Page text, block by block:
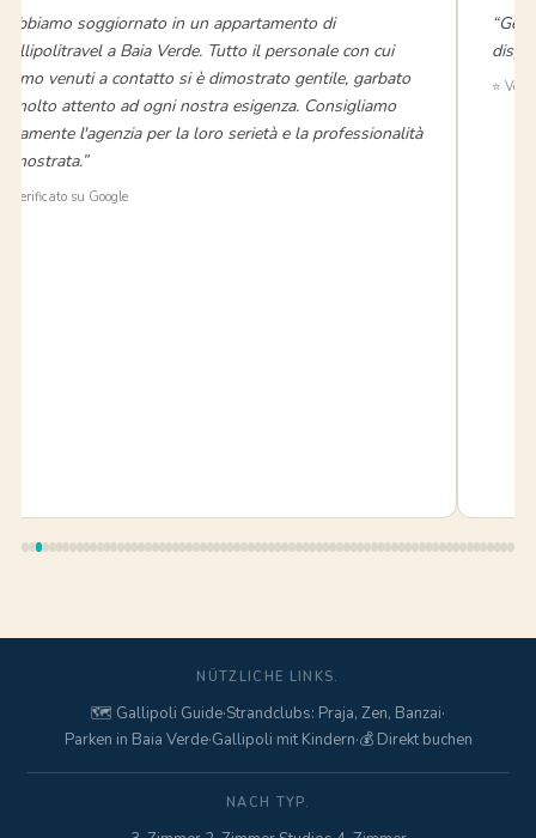
“Abbiamo soggiornato in un appartamento di
Gallipolitravel a Baia Verde. Tutto il personale con cui
siamo venuti a contatto si è dimostrato gentile, garbato
e molto attento ad ogni nostra esigenza. Consigliamo
vivamente l'agenzia per la loro serietà e la professionalità
dimostrata.”
⭐ Verificato su Google
⭐
NÜTZLICHE LINKS.
🗺️ Gallipoli Guide·Strandclubs: Praja, Zen, Banzai·
Parken in Baia Verde·Gallipoli mit Kindern·💰 Direkt buchen
NACH TYP.